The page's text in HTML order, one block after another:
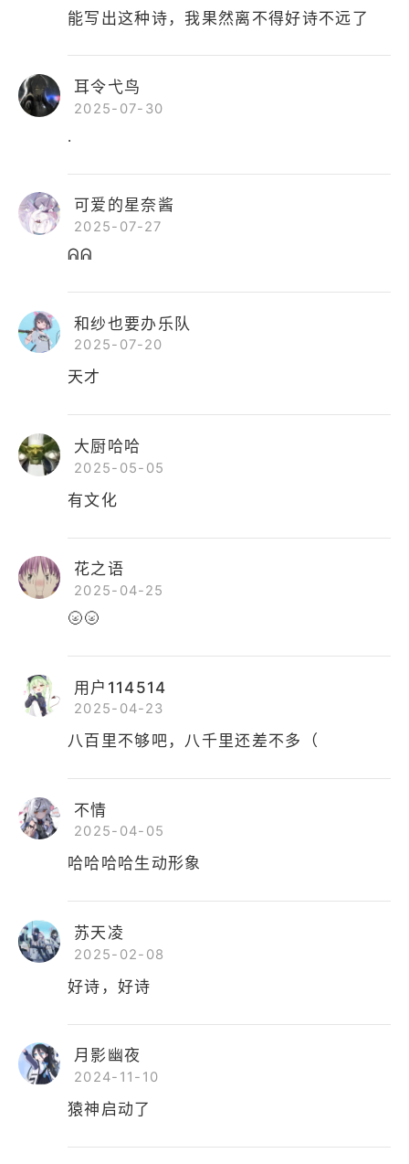
能写出这种诗，我果然离不得好诗不远了
耳令弋鸟
2025-07-30
.
可爱的星奈酱
2025-07-27
ᕱᕱ
和纱也要办乐队
2025-07-20
天才
大厨哈哈
2025-05-05
有文化
花之语
2025-04-25
🌝🌝
用户114514
2025-04-23
八百里不够吧，八千里还差不多（
不情
2025-04-05
哈哈哈哈生动形象
苏天凌
2025-02-08
好诗，好诗
月影幽夜
2024-11-10
猿神启动了